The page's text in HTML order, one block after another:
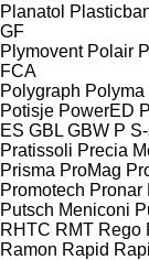
Planatol
GF
Plymovent Polair
FCA
Polygraph Polyma
Potisje PowerED
ES GBL GBW P
Pratissoli Precia
Prisma ProMag
Promotech Pronar
Putsch Meniconi
RHTC RMT Rego
Ramon Rapid